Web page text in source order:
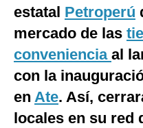
Tecnología
Club del Suscriptor
G de Gestión
Notas Contratadas
estatal Petroperú
mercado de las
conveniencia al
con la
en Ate. Así,
locales en su red